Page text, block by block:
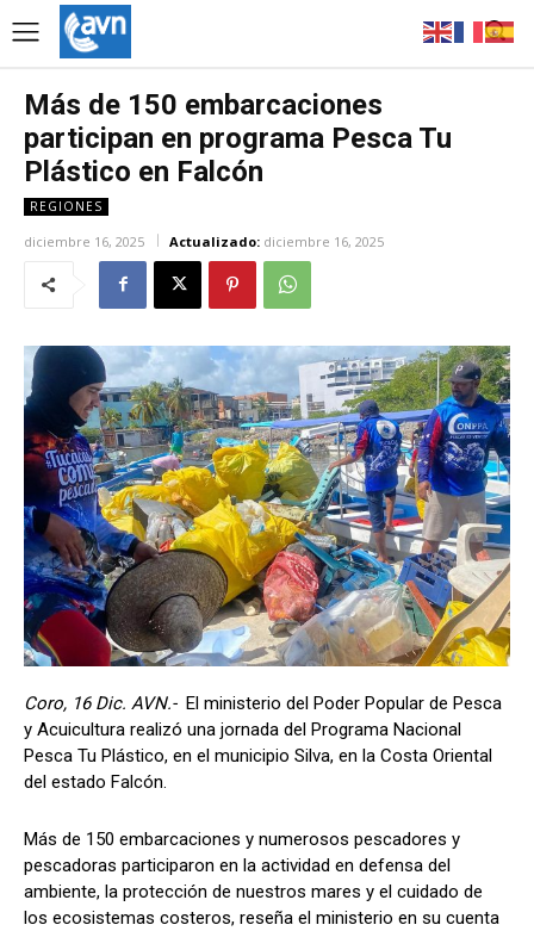
Más de 150 embarcaciones
participan en programa Pesca Tu
Plástico en Falcón
REGIONES
diciembre 16, 2025 Actualizado: diciembre 16, 2025
Coro, 16 Dic. AVN.- El ministerio del Poder Popular de Pesca
y Acuicultura realizó una jornada del Programa Nacional
Pesca Tu Plástico, en el municipio Silva, en la Costa Oriental
del estado Falcón.
Más de 150 embarcaciones y numerosos pescadores y
pescadoras participaron en la actividad en defensa del
ambiente, la protección de nuestros mares y el cuidado de
los ecosistemas costeros, reseña el ministerio en su cuenta